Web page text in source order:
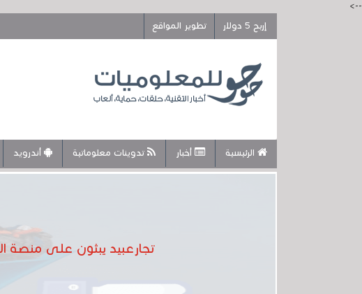
-->
إربح 5 دولار
تطوير المواقع
الرئيسية أخبار تدوينات معلوماتية أندرويد
تجارعبيد يبثون على منصة